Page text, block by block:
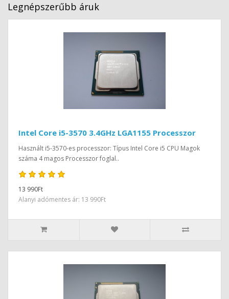
Legnépszerűbb áruk
Intel Core i5-3570 3.4GHz LGA1155 Processzor
Használt i5-3570-es processzor: Típus Intel Core i5 CPU Magok
száma 4 magos Processzor foglal..
13 990Ft
Alanyi adómentes ár: 13 990Ft